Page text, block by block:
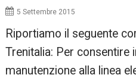
5 Settembre 2015
Riportiamo il seguente
Trenitalia: Per consentire
manutenzione alla linea